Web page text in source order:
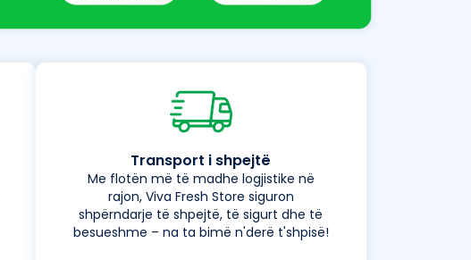
Transport i shpejtë
Me flotën më të madhe logjistike në
rajon, Viva Fresh Store siguron
shpërndarje të shpejtë, të sigurt dhe të
besueshme – na ta bimë n'derë t'shpisë!